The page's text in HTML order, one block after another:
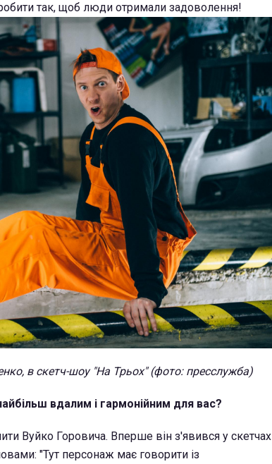
так, щоб люди отримали задоволення!
в скетч-шоу "На Трьох" (фото: пресслужба)
вдалим і гармонійним для вас?
Вуйко Горовича. Вперше він з'явився у скетчах
"Тут персонаж має говорити із